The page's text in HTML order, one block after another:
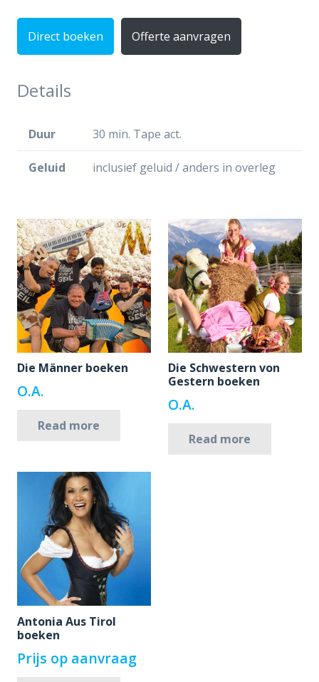
Direct boeken Offerte aanvragen
Details
Duur 30 min. Tape act.
Geluid inclusief geluid / anders in overleg
Die Männer boeken
O.A.
Read more
Die Schwestern von
Gestern boeken
O.A.
Read more
Antonia Aus Tirol
boeken
Prijs op aanvraag